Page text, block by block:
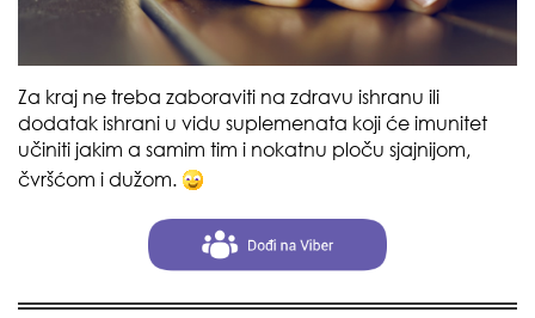
Za kraj ne treba zaboraviti na zdravu ishranu ili
dodatak ishrani u vidu suplemenata koji će imunitet
učiniti jakim a samim tim i nokatnu ploču sjajnijom,
čvršćom i dužom.